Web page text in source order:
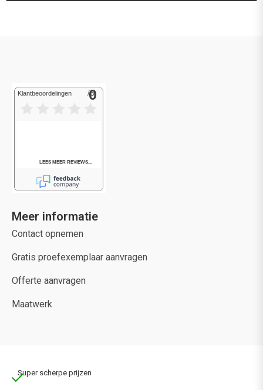
Meer informatie
Contact opnemen
Gratis proefexemplaar aanvragen
Offerte aanvragen
Maatwerk
Super scherpe prijzen